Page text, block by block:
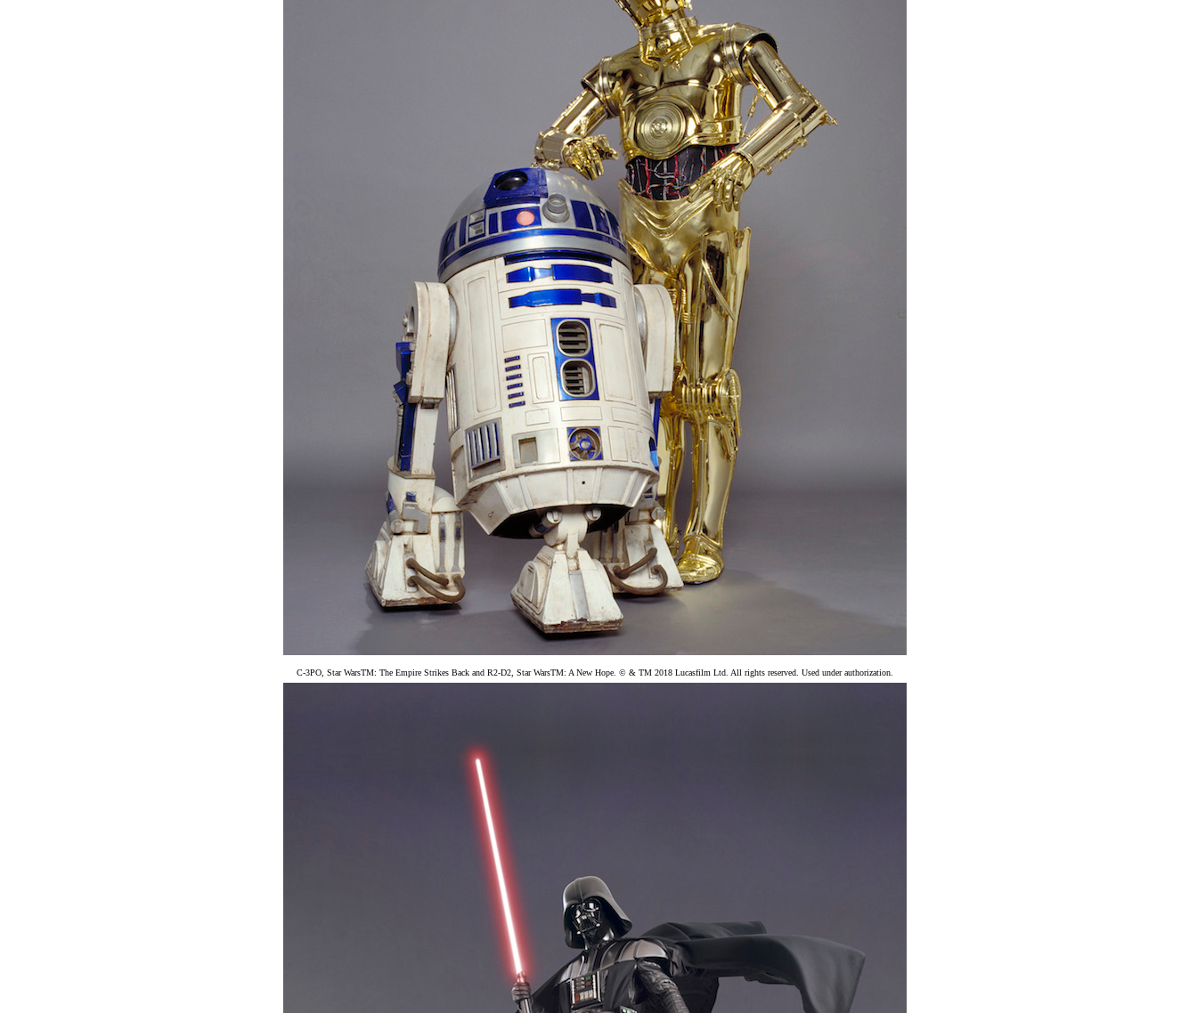
C-3PO, Star WarsTM: The Empire Strikes Back and R2-D2, Star WarsTM: A New Hope. © & TM 2018 Lucasfilm Ltd. All rights reserved. Used under authorization.